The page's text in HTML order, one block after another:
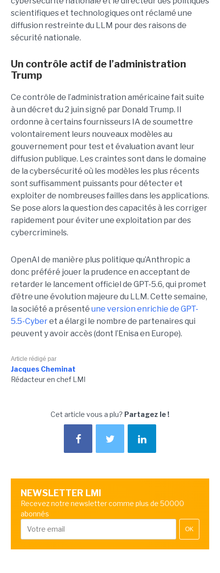
scientifiques et technologiques ont réclamé une
diffusion restreinte du LLM pour des raisons de
sécurité nationale.
Un contrôle actif de l’administration
Trump
Ce contrôle de l’administration américaine fait suite
à un décret du 2 juin signé par Donald Trump. Il
ordonne à certains fournisseurs IA de soumettre
volontairement leurs nouveaux modèles au
gouvernement pour test et évaluation avant leur
diffusion publique. Les craintes sont dans le domaine
de la cybersécurité où les modèles les plus récents
sont suffisamment puissants pour détecter et
exploiter de nombreuses failles dans les applications.
Se pose alors la question des capacités à les corriger
rapidement pour éviter une exploitation par des
cybercriminels.
OpenAI de manière plus politique qu’Anthropic a
donc préféré jouer la prudence en acceptant de
retarder le lancement officiel de GPT-5.6, qui promet
d’être une évolution majeure du LLM. Cette semaine,
la société a présenté une version enrichie de GPT-
5.5-Cyberet a élargi le nombre de partenaires qui
peuvent y avoir accès (dont l’Enisa en Europe).
Article rédigé par
Jacques Cheminat
Rédacteur en chef LMI
Cet article vous a plu? Partagez le !
NEWSLETTER LMI
Recevez notre newsletter comme plus de 50000
abonnés
OK